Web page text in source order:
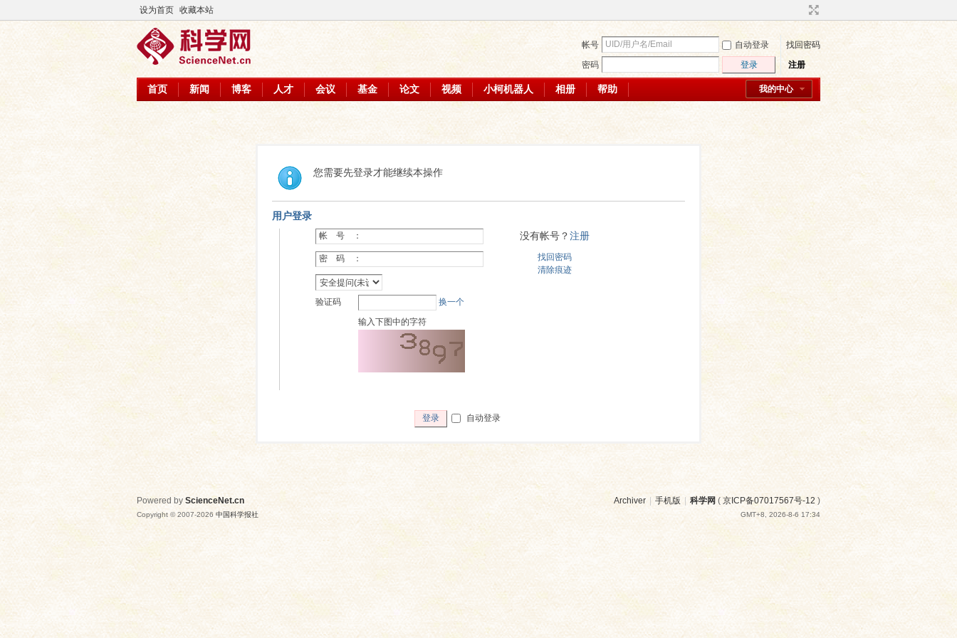
设为首页 收藏本站
帐号 自动登录
找回密码
密码
登录 注册
我的中心
首页 新闻 博客 人才 会议 基金 论文 视频 小柯机器人 相册 帮助
您需要先登录才能继续本操作
用户登录
帐 号 ：
密 码 ：
验证码
换一个
输入下图中的字符
没有帐号？注册
找回密码
清除痕迹
登录 自动登录
Archiver | 手机版 | 科学网 ( 京ICP备07017567号-12 )
GMT+8, 2026-8-6 17:34
Powered by ScienceNet.cn
Copyright © 2007-2026 中国科学报社